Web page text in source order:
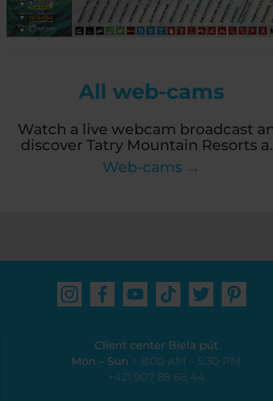
All web-cams
Watch a live webcam broadcast
discover Tatry Mountain Resorts
Web-cams →
Client center Biela púť
Mon – Sun = 8:00 AM – 5:30 PM
+421 907 88 66 44